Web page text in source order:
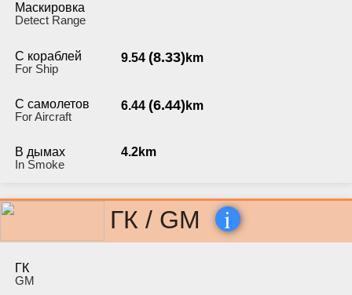
Маскировка
Detect Range
С кораблей
For Ship
9.54 (8.33) km
С самолетов
For Aircraft
6.44 (6.44) km
В дымах
In Smoke
4.2km
ГК / GM i
ГК
GM